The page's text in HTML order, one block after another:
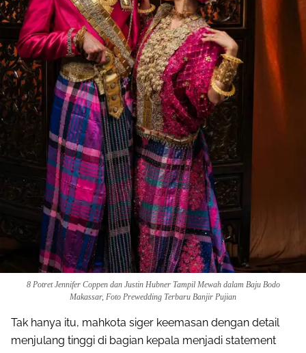
8 Potret Jennifer Coppen dan Justin Hubner Tampil Mewah dalam Baju Bodo
Makassar, Foto Prewedding Terbaru Banjir Pujian
Tak hanya itu, mahkota siger keemasan dengan detail
menjulang tinggi di bagian kepala menjadi statement